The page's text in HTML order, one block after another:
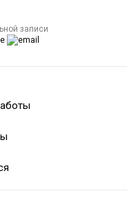
записи